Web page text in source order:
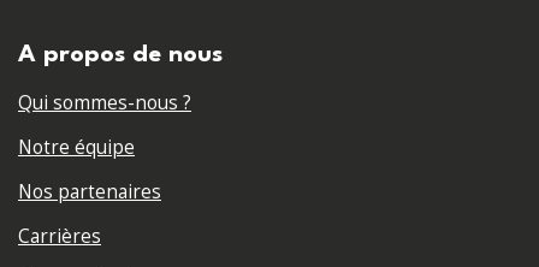
A propos de nous
Qui sommes-nous ?
Notre équipe
Nos partenaires
Carrières